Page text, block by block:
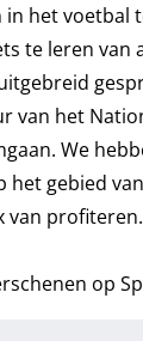
in het voetbal
te leren van
van het
We
het gebied
van
op